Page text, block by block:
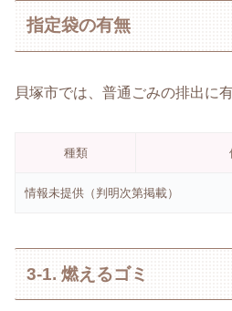
指定袋の有無
貝塚市では、普通ごみの排出に
種類
情報未提供（判明次第掲載）
3-1. 燃えるゴミ